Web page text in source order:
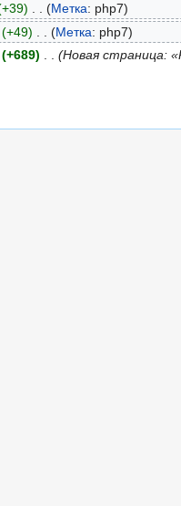
+39 Метка: php7
+49 Метка: php7
+689
Новая страница: